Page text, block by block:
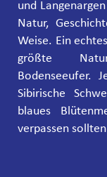
und
Natur,
Weise. Ein
größte
Bodenseeufer.
Sibirische
blaues
verpassen